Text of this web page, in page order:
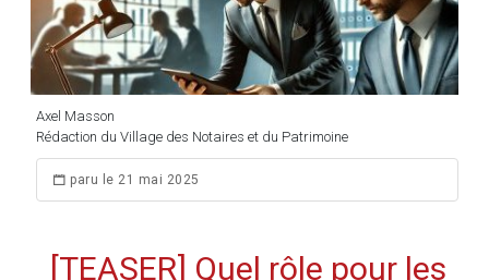
Axel Masson
Rédaction du Village des Notaires et du Patrimoine
paru le 21 mai 2025
[TEASER] Quel rôle pour les